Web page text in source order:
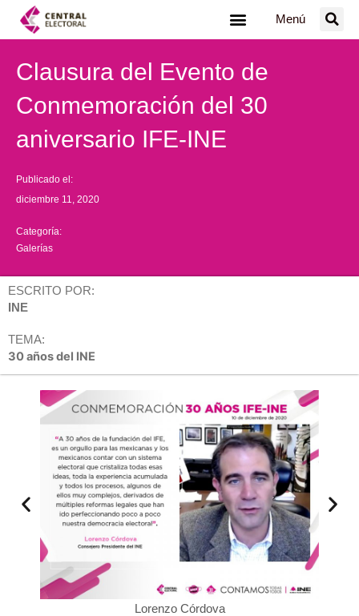
Menú
Clausura del Evento de
Conmemoración del 30
aniversario IFE-INE
Publicado el:
diciembre 11, 2020
Categoría:
Galerías
ESCRITO POR:
INE
TEMA:
30 años del INE
Lorenzo Córdova